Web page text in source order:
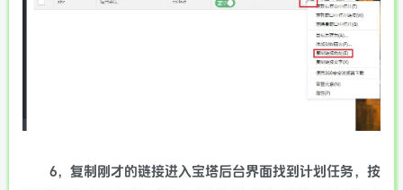
6，复制刚才的链接进入宝塔后台界面找到计划任务，按